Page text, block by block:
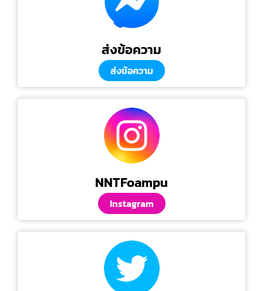
ส่งข้อความ
ส่งข้อความ
NNTFoampu
Instagram